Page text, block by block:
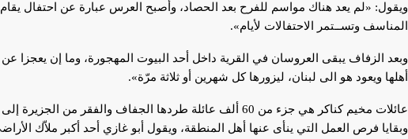
ويقول: «لم يعد هناك مواسم للفرح بعد الحصاد، وأصبح العرس عبارة عن احتفال يقام
المناسف وتســتمر الاحتفالات لأيام».
وبعد الزفاف يبقى العروسان في القرية داخل أحد البيوت المهجورة، وما إن يعجزا
أهلها ويعود هو الى لبنان، ليزورها كل شهرين أو ثلاثة مرّة».
عائلات مخيم كناكر هي جزء من 60 ألف عائلة طردها الجفاف
وبقايا فرص العمل التي ينأى عنها أهل المنطقة، ويقول أبو غازي أحد أكبر ملاّك